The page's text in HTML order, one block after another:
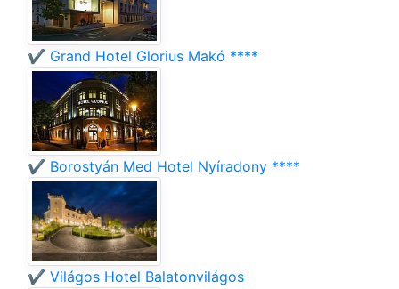
✔️ Grand Hotel Glorius Makó ****
✔️ Borostyán Med Hotel Nyíradony ****
✔️ Világos Hotel Balatonvilágos